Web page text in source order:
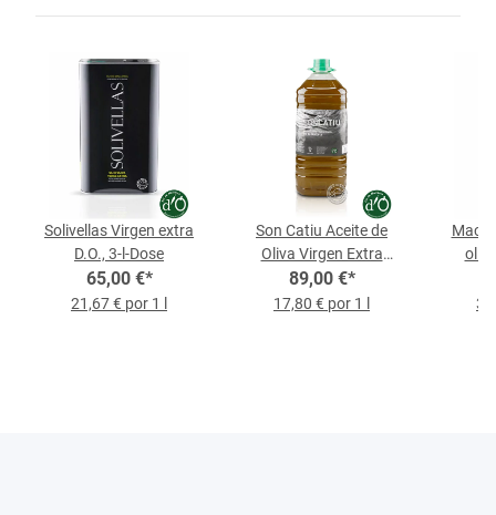
Solivellas Virgen extra
D.O., 3-l-Dose
65,00 €*
21,67 € por 1 l
Son Catiu Aceite de
Oliva Virgen Extra
Coupage D.O., botella de
5 l
89,00 €*
17,80 € por 1 l